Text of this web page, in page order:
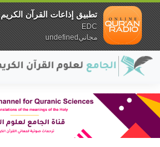
تطبيق إذاعات القرآن الكريم
EDC
مجانيundefined